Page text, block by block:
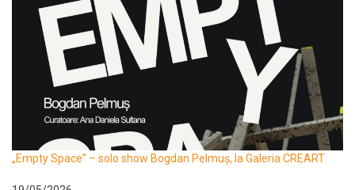
„Empty Space” – solo show Bogdan Pelmuș, la Galeria CREART